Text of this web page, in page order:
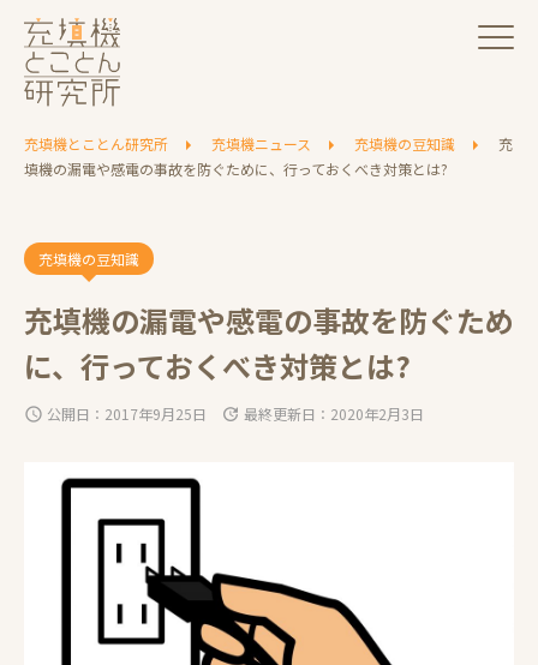
充填機とことん研究所 充填機ニュース 充填機の豆知識
充
填機の漏電や感電の事故を防ぐために、行っておくべき対策とは?
充填機の豆知識
充填機の漏電や感電の事故を防ぐため
に、行っておくべき対策とは?
schedule 公開日：2017年9月25日 update 最終更新日：2020年2月3日